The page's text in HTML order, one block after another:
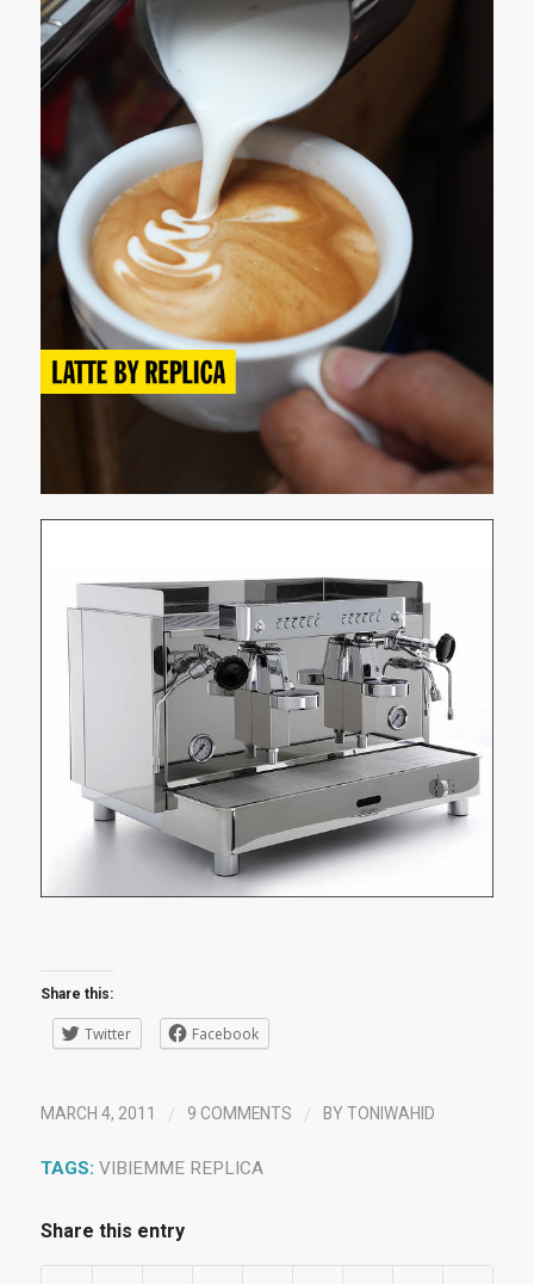
Share this:
Twitter Facebook
MARCH 4, 2011 / 9 COMMENTS / BY TONIWAHID
TAGS: VIBIEMME REPLICA
Share this entry